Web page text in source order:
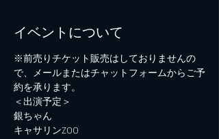
イベントについて
※前売りチケット販売はしておりませんの
で、メールまたはチャットフォームからご予
約を承ります。
＜出演予定＞
銀ちゃん
キャサリンZOO